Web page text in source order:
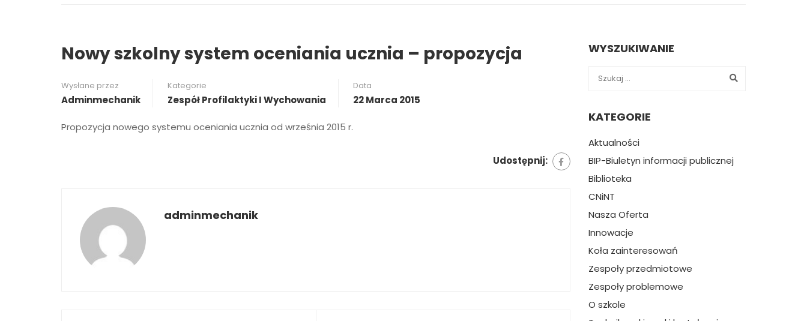
Nowy szkolny system oceniania ucznia – propozycja
Wysłane przez
Adminmechanik
Kategorie
Zespół Profilaktyki I Wychowania
Data
22 Marca 2015
Propozycja nowego systemu oceniania ucznia od września 2015 r.
Udostępnij:
adminmechanik
WYSZUKIWANIE
KATEGORIE
Aktualności
BIP-Biuletyn informacji publicznej
Biblioteka
CNiNT
Nasza Oferta
Innowacje
Koła zainteresowań
Zespoły przedmiotowe
Zespoły problemowe
O szkole